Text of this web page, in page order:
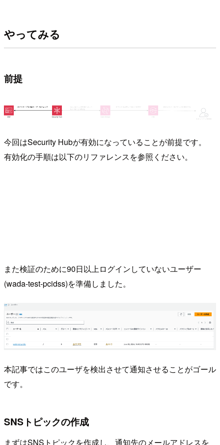
やってみる
前提
今回はSecurity Hubが有効になっていることが前提です。
有効化の手順は以下のリファレンスを参照ください。
また検証のために90日以上ログインしていないユーザー
(wada-test-pcidss)を準備しました。
本記事ではこのユーザを検出させて通知させることがゴール
です。
SNSトピックの作成
まずはSNSトピックを作成し、通知先のメールアドレスを